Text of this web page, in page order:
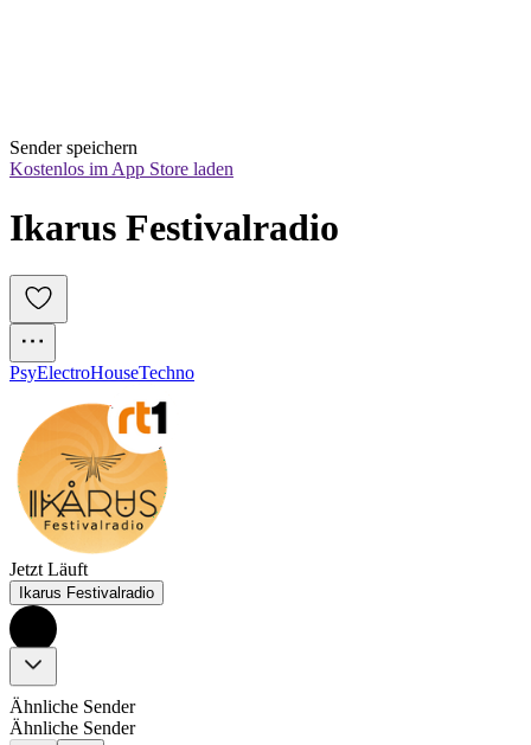
Sender speichern
Kostenlos im App Store laden
Ikarus Festivalradio
PsyElectroHouseTechno
Jetzt Läuft
Ikarus Festivalradio
Ähnliche Sender
Ähnliche Sender